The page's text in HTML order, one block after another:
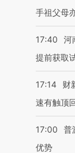
手祖父母
17:40
河
提前获取
17:14
财
速有触顶
17:00
普
优势